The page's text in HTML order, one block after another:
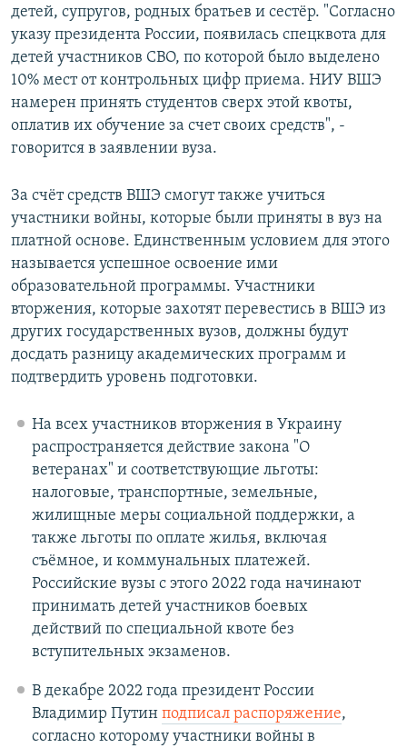
детей, супругов, родных братьев и сестёр. "Согласно
указу президента России, появилась спецквота для
детей участников СВО, по которой было выделено
10% мест от контрольных цифр приема. НИУ ВШЭ
намерен принять студентов сверх этой квоты,
оплатив их обучение за счет своих средств", -
говорится в заявлении вуза.
За счёт средств ВШЭ смогут также учиться
участники войны, которые были приняты в вуз на
платной основе. Единственным условием для этого
называется успешное освоение ими
образовательной программы. Участники
вторжения, которые захотят перевестись в ВШЭ из
других государственных вузов, должны будут
досдать разницу академических программ и
подтвердить уровень подготовки.
На всех участников вторжения в Украину
распространяется действие закона "О
ветеранах" и соответствующие льготы:
налоговые, транспортные, земельные,
жилищные меры социальной поддержки, а
также льготы по оплате жилья, включая
съёмное, и коммунальных платежей.
Российские вузы с этого 2022 года начинают
принимать детей участников боевых
действий по специальной квоте без
вступительных экзаменов.
В декабре 2022 года президент России
Владимир Путин подписал распоряжение,
согласно которому участники войны в